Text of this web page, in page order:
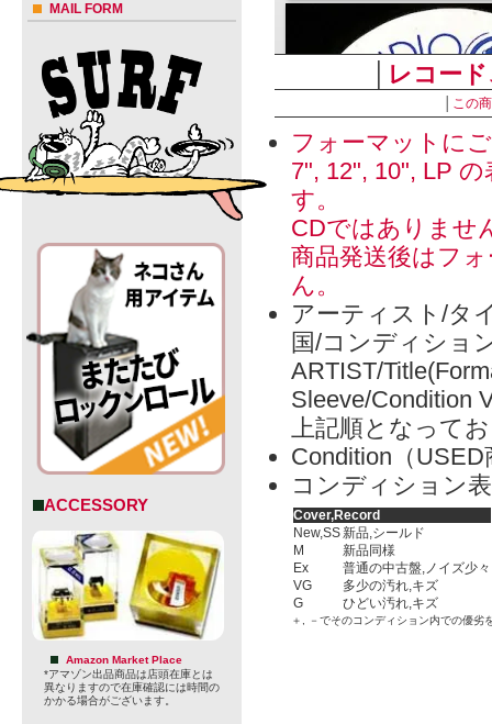
MAIL FORM
ACCESSORY
Amazon Market Place
*アマゾン出品商品は店頭在庫とは
異なりますので在庫確認には時間の
かかる場合がございます。
» 特定商取引法に
レコー
この
フォーマットに
7", 12", 10", LP
す。
CDではありませ
商品発送後はフ
ん。
アーティスト/タ
国/コンディショ
ARTIST/
Sleeve/Condition
上記順となって
Condition（
コンディション
Cover,Record
New,SS新品,シールド
M
新品同様
Ex
普通の中古盤,ノイズ少々
VG
多少の汚れ,キズ
G
ひどい汚れ,キズ
＋, －でそのコンディション内での優劣